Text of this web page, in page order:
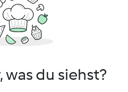
du siehst?